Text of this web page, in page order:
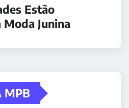
Estão
Junina
MPB